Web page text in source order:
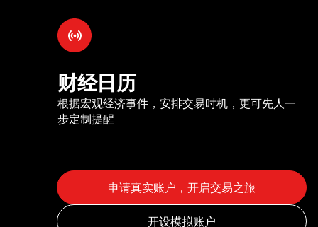
财经日历
根据宏观经济事件，安排交易时机，更可先人一
步定制提醒